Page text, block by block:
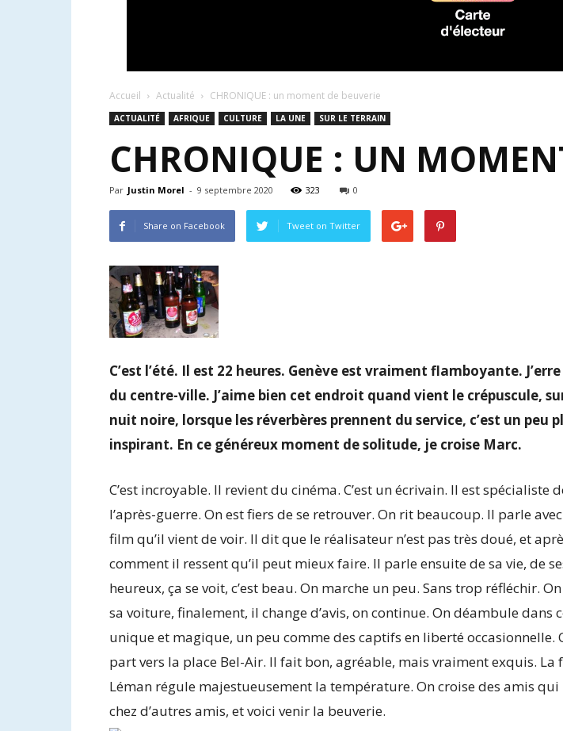
Accueil Actualité CHRONIQUE : un moment de beuverie
ACTUALITÉ AFRIQUE CULTURE LA UNE SUR LE TERRAIN
CHRONIQUE : UN
Par Justin Morel - 9 septembre 2020 323 0
Share on Facebook Tweet on Twitter
C’est l’été. Il est 22 heures. Genève est vraiment flamboyante.
du centre-ville. J’aime bien cet endroit quand vient le crépuscule,
nuit noire, lorsque les réverbères prennent du service, c’est un peu
inspirant. En ce généreux moment de solitude, je croise Marc.
C’est incroyable. Il revient du cinéma. C’est un écrivain. Il est spécialiste
l’après-guerre. On est fiers de se retrouver. On rit beaucoup. Il parle
film qu’il vient de voir. Il dit que le réalisateur n’est pas très doué, et
comment il ressent qu’il peut mieux faire. Il parle ensuite de sa vie, de
heureux, ça se voit, c’est beau. On marche un peu. Sans trop réfléchir.
sa voiture, finalement, il change d’avis, on continue. On déambule dans
unique et magique, un peu comme des captifs en liberté occasionnelle.
part vers la place Bel-Air. Il fait bon, agréable, mais vraiment exquis. La
Léman régule majestueusement la température. On croise des amis
chez d’autres amis, et voici venir la beuverie.